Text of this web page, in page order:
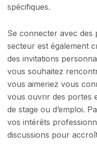
spécifiques.
Se connecter avec des
secteur est également
des invitations
vous souhaitez
vous aimeriez vous
vous ouvrir des portes
de stage ou d’emploi.
vos intérêts
discussions pour